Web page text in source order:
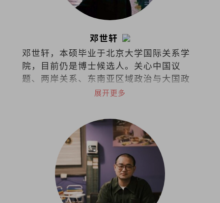
邓世轩
邓世轩，本硕毕业于北京大学国际关系学
院，目前仍是博士候选人。关心中国议
题、两岸关系、东南亚区域政治与大国政
治下的小国能动性。展开更多